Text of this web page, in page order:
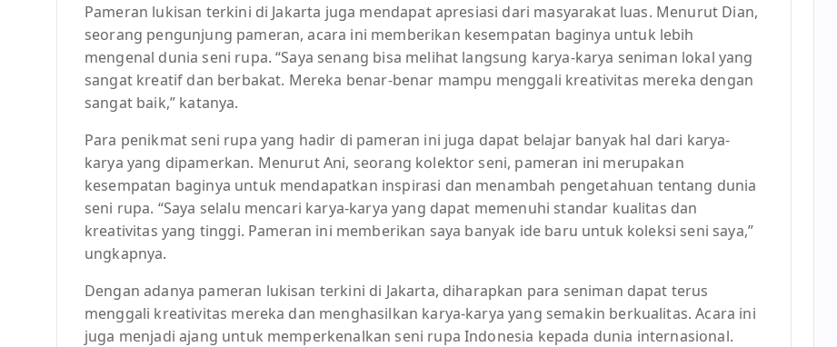
Pameran lukisan terkini di Jakarta juga mendapat apresiasi dari masyarakat luas. Menurut Dian,
seorang pengunjung pameran, acara ini memberikan kesempatan baginya untuk lebih
mengenal dunia seni rupa. “Saya senang bisa melihat langsung karya-karya seniman lokal yang
sangat kreatif dan berbakat. Mereka benar-benar mampu menggali kreativitas mereka dengan
sangat baik,” katanya.
Para penikmat seni rupa yang hadir di pameran ini juga dapat belajar banyak hal dari karya-
karya yang dipamerkan. Menurut Ani, seorang kolektor seni, pameran ini merupakan
kesempatan baginya untuk mendapatkan inspirasi dan menambah pengetahuan tentang dunia
seni rupa. “Saya selalu mencari karya-karya yang dapat memenuhi standar kualitas dan
kreativitas yang tinggi. Pameran ini memberikan saya banyak ide baru untuk koleksi seni saya,”
ungkapnya.
Dengan adanya pameran lukisan terkini di Jakarta, diharapkan para seniman dapat terus
menggali kreativitas mereka dan menghasilkan karya-karya yang semakin berkualitas. Acara ini
juga menjadi ajang untuk memperkenalkan seni rupa Indonesia kepada dunia internasional.